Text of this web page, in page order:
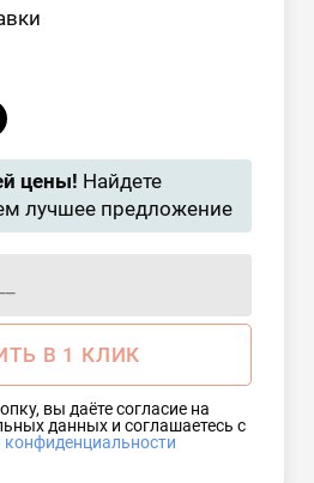
цены! Найдете
лучшее предложение
В 1 КЛИК
вы даёте согласие на
конфиденциальности